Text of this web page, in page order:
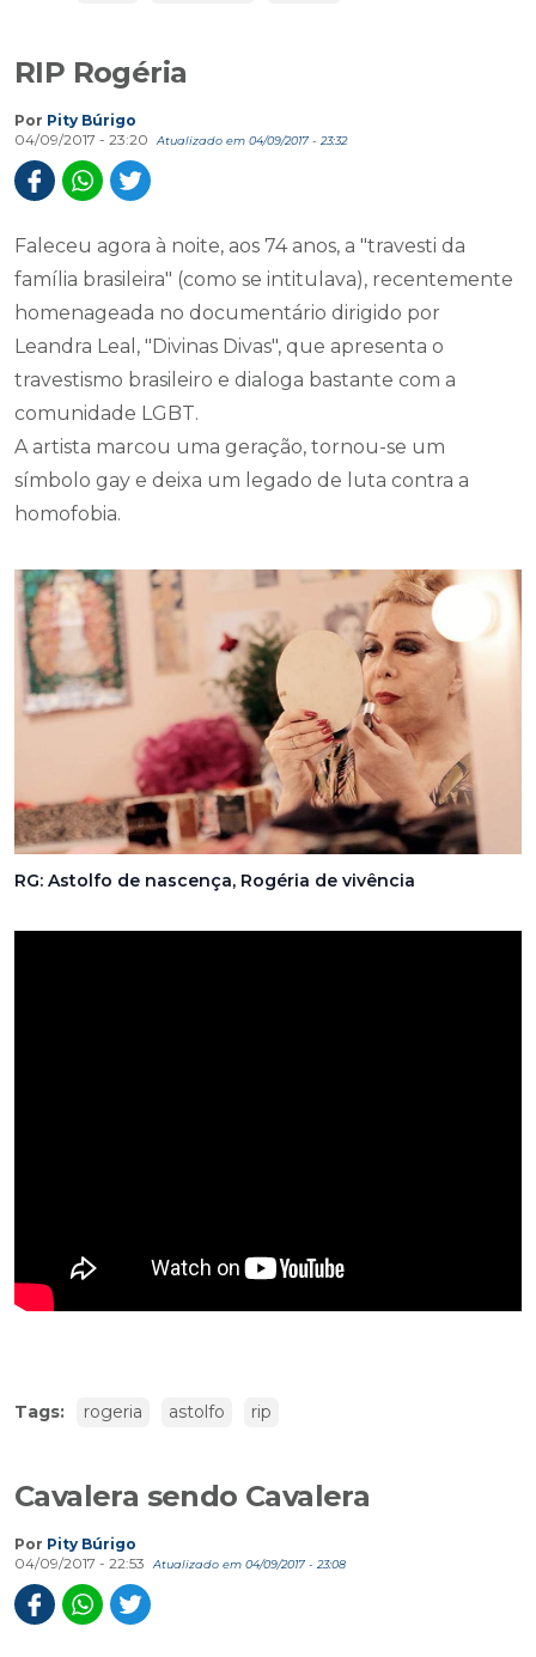
RIP Rogéria
Por Pity Búrigo
04/09/2017 - 23:20
Atualizado em 04/09/2017 - 23:32
Faleceu agora à noite, aos 74 anos, a "travesti da
família brasileira" (como se intitulava), recentemente
homenageada no documentário dirigido por
Leandra Leal, "Divinas Divas", que apresenta o
travestismo brasileiro e dialoga bastante com a
comunidade LGBT.
A artista marcou uma geração, tornou-se um
símbolo gay e deixa um legado de luta contra a
homofobia.
RG: Astolfo de nascença, Rogéria de vivência
Tags: rogeria astolfo rip
Cavalera sendo Cavalera
Por Pity Búrigo
04/09/2017 - 22:53
Atualizado em 04/09/2017 - 23:08